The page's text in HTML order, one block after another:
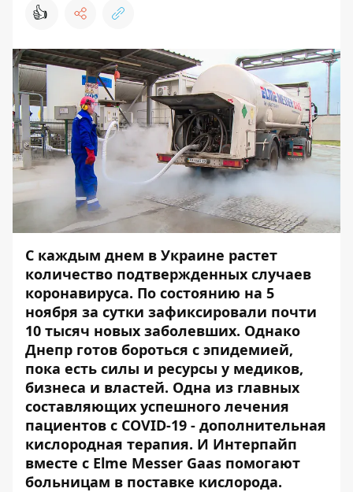
👍
С каждым днем в Украине растет
количество подтвержденных случаев
коронавируса. По состоянию на 5
ноября за сутки зафиксировали почти
10 тысяч новых заболевших. Однако
Днепр готов бороться с эпидемией,
пока есть силы и ресурсы у медиков,
бизнеса и властей. Одна из главных
составляющих успешного лечения
пациентов с COVID-19 - дополнительная
кислородная терапия. И Интерпайп
вместе с Elme Messer Gaas помогают
больницам в поставке кислорода.